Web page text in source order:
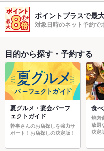
ポイントプラスで最
対象日時のネット予約で
目的から探す・予約する
夏グルメ・宴会パーフ
ェクトガイド
幹事さんのお店探しを強力サ
ポート！お店探しの決定版！
食
焼肉
放題
決定